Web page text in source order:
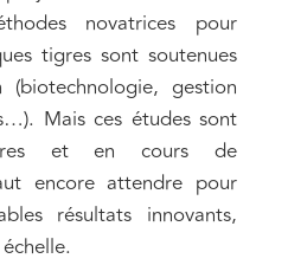
novatrices pour
tigres sont soutenues
gestion
Mais ces études sont
et en cours de
encore attendre pour
résultats innovants,